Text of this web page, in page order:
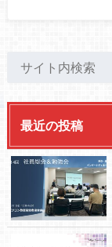
最近の投稿